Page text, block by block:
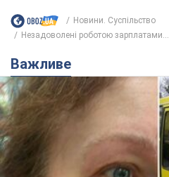
Новини. Суспільство
Незадоволені роботою зарплатами...
Важливе